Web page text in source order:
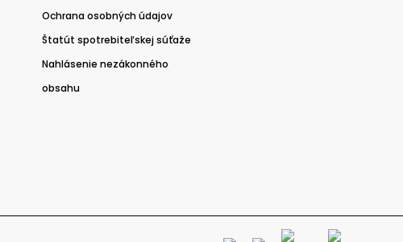
Ochrana osobných údajov
Štatút spotrebiteľskej súťaže
Nahlásenie nezákonného
obsahu